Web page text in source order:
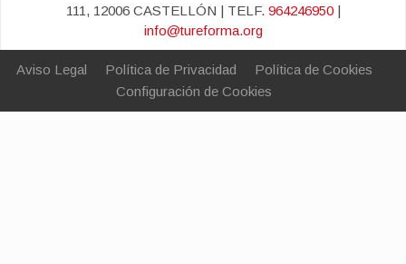
111, 12006 CASTELLÓN | TELF. 964246950|
info@tureforma.org
Aviso Legal Política de Privacidad
Política de Cookies
Configuración de Cookies